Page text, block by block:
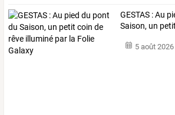
GESTAS :Au
Saison, un petit
5 août 2026